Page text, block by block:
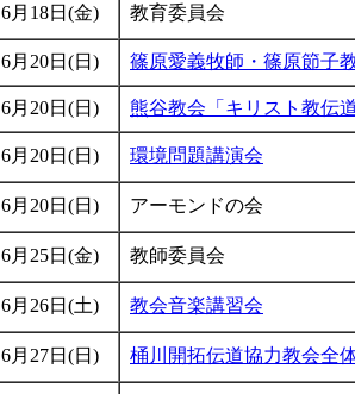
6月18日(金) 教育委員会
6月20日(日) 篠原愛義牧師・篠原節子
6月20日(日) 熊谷教会「キリスト教伝
6月20日(日) 環境問題講演会
6月20日(日) アーモンドの会
6月25日(金) 教師委員会
6月26日(土) 教会音楽講習会
6月27日(日) 桶川開拓伝道協力教会全